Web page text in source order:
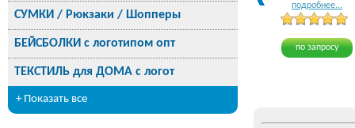
СУМКИ / Рюкзаки / Шопперы
БЕЙСБОЛКИ с логотипом опт
ТЕКСТИЛЬ для ДОМА с логот
+ Показать все
подробнее...
по запросу